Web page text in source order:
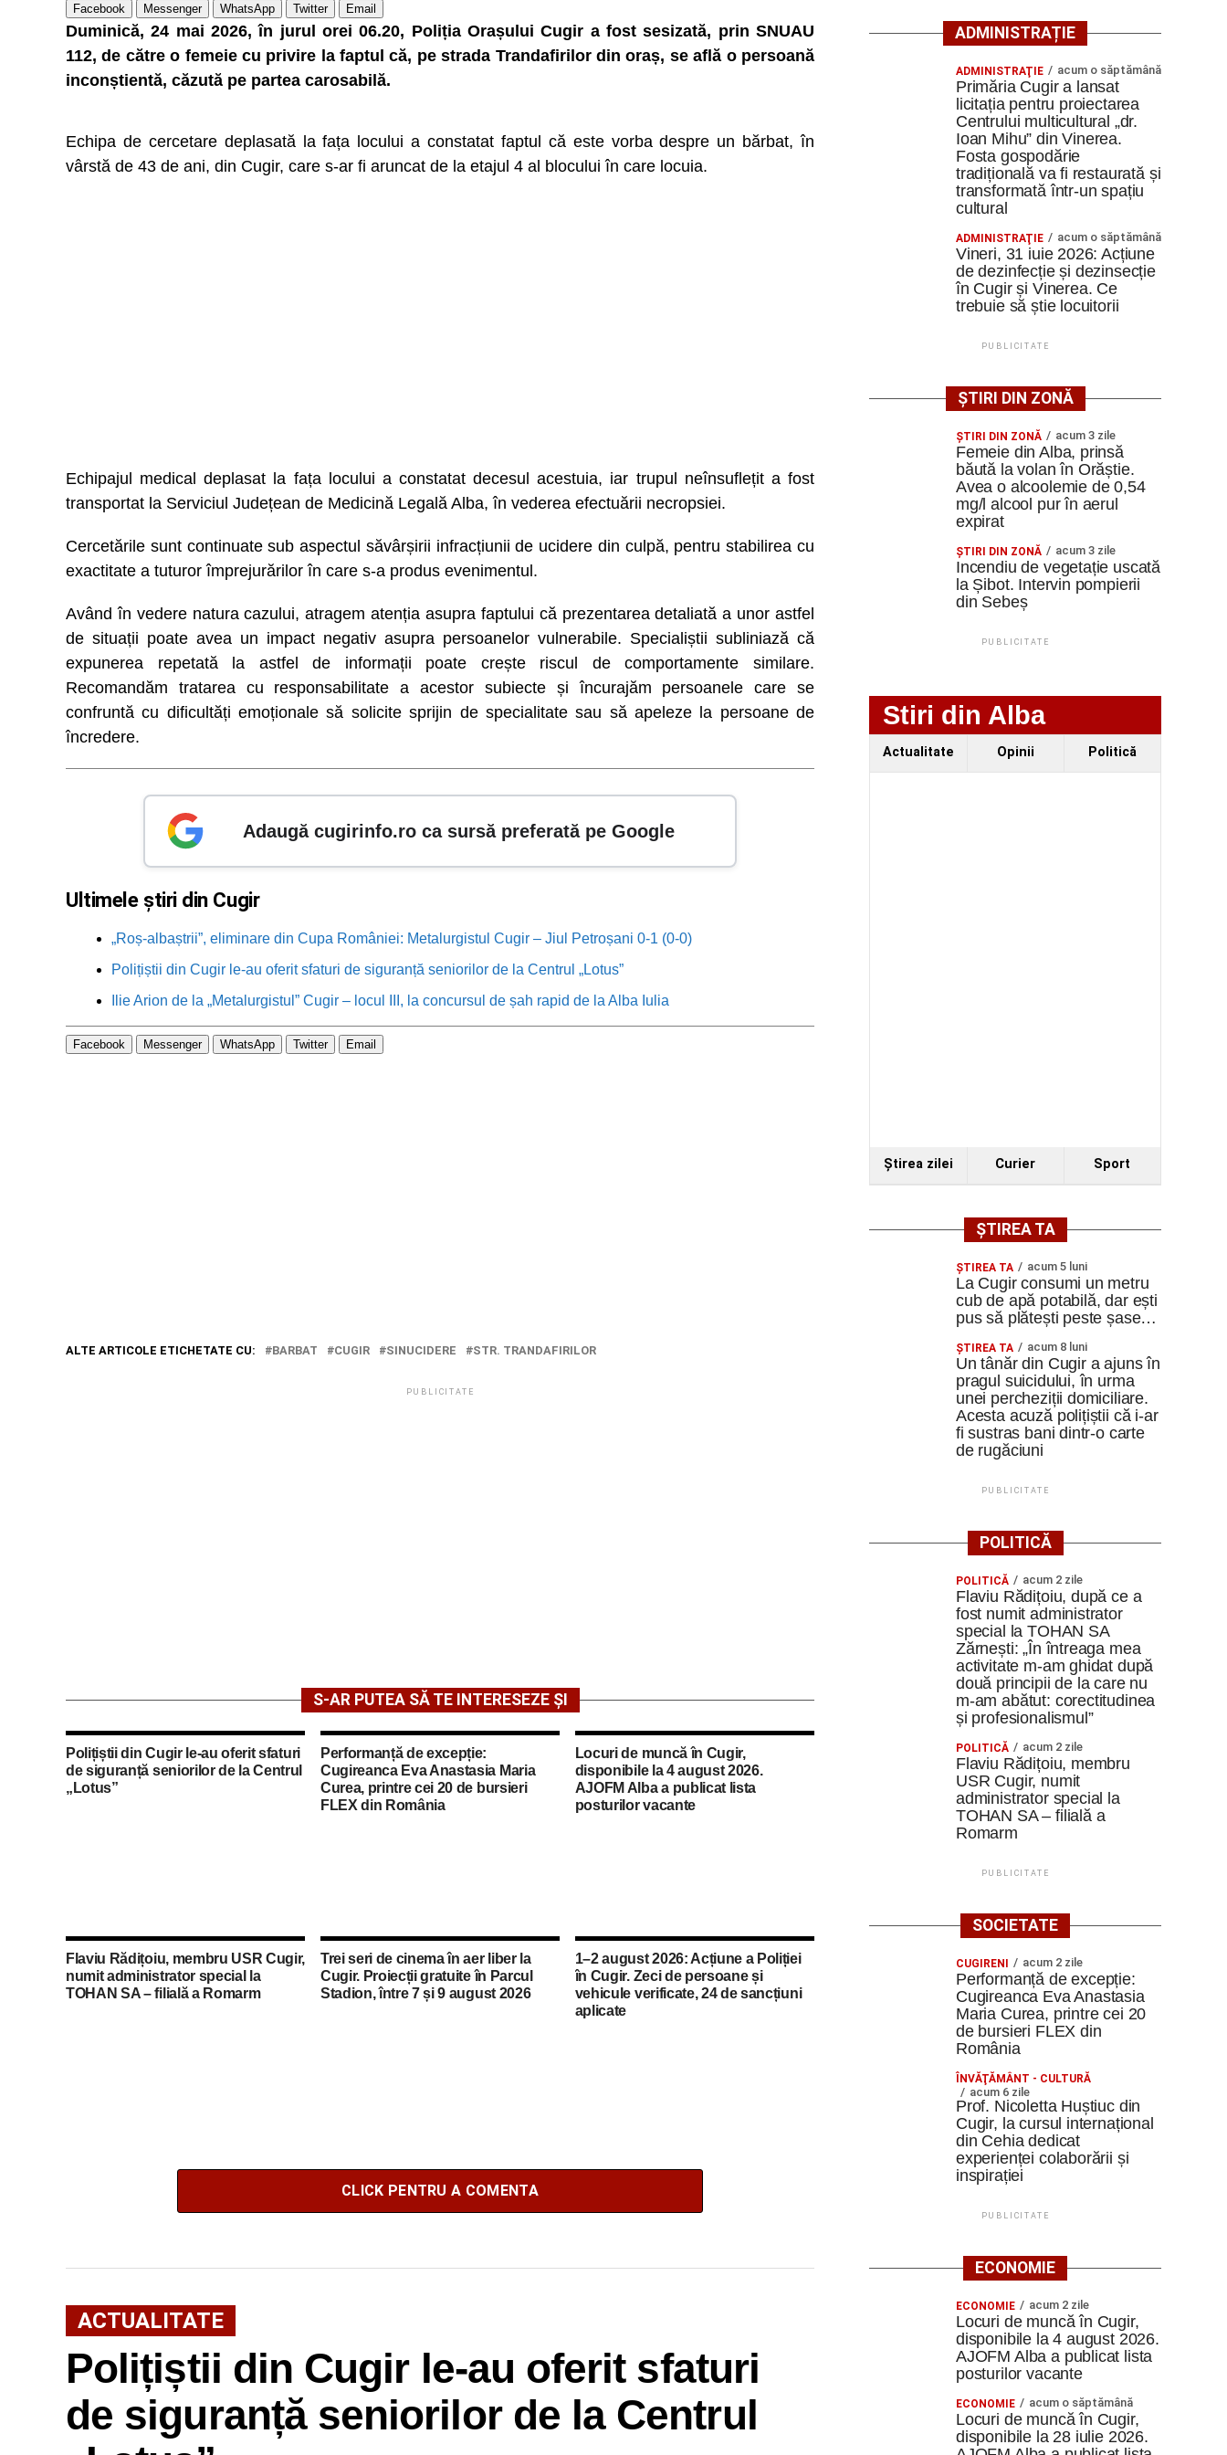
Facebook Messenger WhatsApp Twitter Email
Duminică, 24 mai 2026, în jurul orei 06.20, Poliția Orașului Cugir a fost sesizată, prin SNUAU
112, de către o femeie cu privire la faptul că, pe strada Trandafirilor din oraș, se află o persoană
inconștientă, căzută pe partea carosabilă.
Echipa de cercetare deplasată la fața locului a constatat faptul că este vorba despre un bărbat, în
vârstă de 43 de ani, din Cugir, care s-ar fi aruncat de la etajul 4 al blocului în care locuia.
Echipajul medical deplasat la fața locului a constatat decesul acestuia, iar trupul neînsuflețit a fost
transportat la Serviciul Județean de Medicină Legală Alba, în vederea efectuării necropsiei.
Cercetările sunt continuate sub aspectul săvârșirii infracțiunii de ucidere din culpă, pentru stabilirea cu
exactitate a tuturor împrejurărilor în care s-a produs evenimentul.
Având în vedere natura cazului, atragem atenția asupra faptului că prezentarea detaliată a unor astfel
de situații poate avea un impact negativ asupra persoanelor vulnerabile. Specialiștii subliniază că
expunerea repetată la astfel de informații poate crește riscul de comportamente similare.
Recomandăm tratarea cu responsabilitate a acestor subiecte și încurajăm persoanele care se
confruntă cu dificultăți emoționale să solicite sprijin de specialitate sau să apeleze la persoane de
încredere.
Adaugă cugirinfo.ro ca sursă preferată pe Google
Ultimele știri din Cugir
„Roș-albaștrii”, eliminare din Cupa României: Metalurgistul Cugir – Jiul Petroșani 0-1 (0-0)
Polițiștii din Cugir le-au oferit sfaturi de siguranță seniorilor de la Centrul „Lotus”
Ilie Arion de la „Metalurgistul” Cugir – locul III, la concursul de șah rapid de la Alba Iulia
Facebook Messenger WhatsApp Twitter Email
ALTE ARTICOLE ETICHETATE CU: BARBAT CUGIR SINUCIDERE STR. TRANDAFIRILOR
PUBLICITATE
S-AR PUTEA SĂ TE INTERESEZE ȘI
Polițiștii din Cugir le-au oferit sfaturi
de siguranță seniorilor de la Centrul
„Lotus”
Performanță de excepție:
Cugireanca Eva Anastasia Maria
Curea, printre cei 20 de bursieri
FLEX din România
Locuri de muncă în Cugir,
disponibile la 4 august 2026.
AJOFM Alba a publicat lista
posturilor vacante
Flaviu Rădițoiu, membru USR Cugir,
numit administrator special la
TOHAN SA – filială a Romarm
Trei seri de cinema în aer liber la
Cugir. Proiecții gratuite în Parcul
Stadion, între 7 și 9 august 2026
1–2 august 2026: Acțiune a Poliției
în Cugir. Zeci de persoane și
vehicule verificate, 24 de sancțiuni
aplicate
CLICK PENTRU A COMENTA
ACTUALITATE
Polițiștii din Cugir le-au oferit sfaturi
de siguranță seniorilor de la Centrul
ADMINISTRAȚIE
ADMINISTRAŢIE acum o săptămână
Primăria Cugir a lansat
licitația pentru proiectarea
Centrului multicultural „dr.
Ioan Mihu” din Vinerea.
Fosta gospodărie
tradițională va fi restaurată și
transformată într-un spațiu
cultural
ADMINISTRAŢIE acum o săptămână
Vineri, 31 iuie 2026: Acțiune
de dezinfecție și dezinsecție
în Cugir și Vinerea. Ce
trebuie să știe locuitorii
PUBLICITATE
ȘTIRI DIN ZONĂ
ŞTIRI DIN ZONĂ acum 3 zile
Femeie din Alba, prinsă
băută la volan în Orăștie.
Avea o alcoolemie de 0,54
mg/l alcool pur în aerul
expirat
ŞTIRI DIN ZONĂ acum 3 zile
Incendiu de vegetație uscată
la Șibot. Intervin pompierii
din Sebeș
PUBLICITATE
Stiri din Alba
Actualitate Opinii Politică
Ştirea zilei Curier Sport
ȘTIREA TA
ȘTIREA TA acum 5 luni
La Cugir consumi un metru
cub de apă potabilă, dar ești
pus să plătești peste șase…
ȘTIREA TA acum 8 luni
Un tânăr din Cugir a ajuns în
pragul suicidului, în urma
unei percheziții domiciliare.
Acesta acuză polițiștii că i-ar
fi sustras bani dintr-o carte
de rugăciuni
PUBLICITATE
POLITICĂ
POLITICĂ acum 2 zile
Flaviu Rădițoiu, după ce a
fost numit administrator
special la TOHAN SA
Zărnești: „În întreaga mea
activitate m-am ghidat după
două principii de la care nu
m-am abătut: corectitudinea
și profesionalismul”
POLITICĂ acum 2 zile
Flaviu Rădițoiu, membru
USR Cugir, numit
administrator special la
TOHAN SA – filială a
Romarm
PUBLICITATE
SOCIETATE
CUGIRENI acum 2 zile
Performanță de excepție:
Cugireanca Eva Anastasia
Maria Curea, printre cei 20
de bursieri FLEX din
România
ÎNVĂŢĂMÂNT - CULTURĂ
acum 6 zile
Prof. Nicoletta Huștiuc din
Cugir, la cursul internațional
din Cehia dedicat
experienței colaborării și
inspirației
PUBLICITATE
ECONOMIE
ECONOMIE acum 2 zile
Locuri de muncă în Cugir,
disponibile la 4 august 2026.
AJOFM Alba a publicat lista
posturilor vacante
ECONOMIE acum o săptămână
Locuri de muncă în Cugir,
disponibile la 28 iulie 2026.